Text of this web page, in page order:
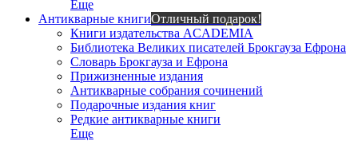
Еще
Антикварные книгиОтличный подарок!
Книги издательства ACADEMIA
Библиотека Великих писателей Брокгауза Ефрона
Словарь Брокгауза и Ефрона
Прижизненные издания
Антикварные собрания сочинений
Подарочные издания книг
Редкие антикварные книги
Еще